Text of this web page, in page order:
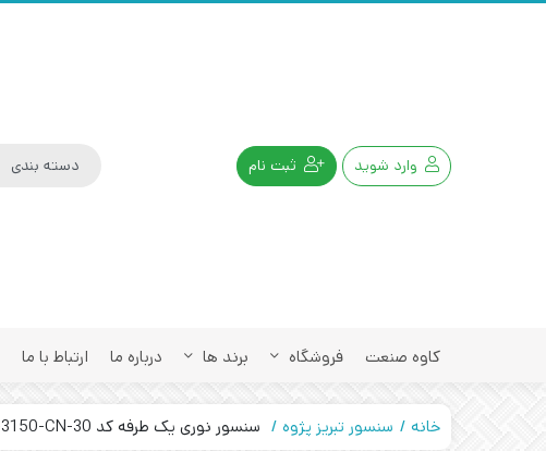
وارد شوید ثبت نام
کاوه صنعت فروشگاه برند ها درباره ما ارتباط با ما
خانه سنسور تبریز پژوه سنسور نوری یک طرفه کد OPS-3150-CN-30 تبریز پژوه